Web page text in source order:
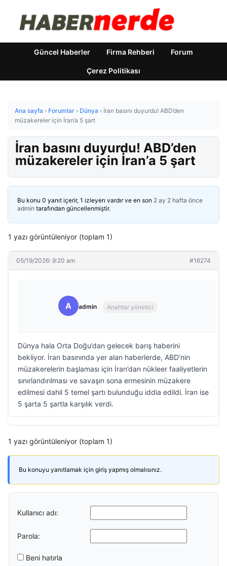
Güncel Haberler Firma Rehberi Forum
Çerez Politikası
Ana sayfa › Forumlar › Dünya › İran basını duyurdu! ABD’den
müzakereler için İran’a 5 şart
İran basını duyurdu! ABD’den
müzakereler için İran’a 5 şart
Bu konu 0 yanıt içerir, 1 izleyen vardır ve en son 2 ay 2 hafta önce
admin tarafından güncellenmiştir.
1 yazı görüntüleniyor (toplam 1)
05/19/2026: 9:20 am #16274
A admin Anahtar yönetici
Dünya hala Orta Doğu’dan gelecek barış haberini
bekliyor. İran basınında yer alan haberlerde, ABD’nin
müzakerelerin başlaması için İran’dan nükleer faaliyetlerin
sınırlandırılması ve savaşın sona ermesinin müzakere
edilmesi dahil 5 temel şartı bulunduğu iddia edildi. İran ise
5 şarta 5 şartla karşılık verdi.
1 yazı görüntüleniyor (toplam 1)
Bu konuyu yanıtlamak için giriş yapmış olmalısınız.
Kullanıcı adı:
Parola:
Beni hatırla